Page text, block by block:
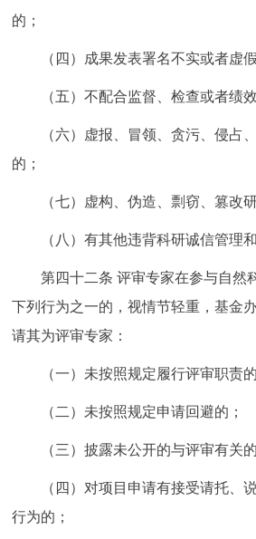
的；
（四）成果发表署名不实或者虚假
（五）不配合监督、检查或者绩效
（六）虚报、冒领、贪污、侵占、
的；
（七）虚构、伪造、剽窃、篡改研
（八）有其他违背科研诚信管理和
第四十二条 评审专家在参与自然
下列行为之一的，视情节轻重，基金
请其为评审专家：
（一）未按照规定履行评审职责的
（二）未按照规定申请回避的；
（三）披露未公开的与评审有关的
（四）对项目申请有接受请托、说
行为的；